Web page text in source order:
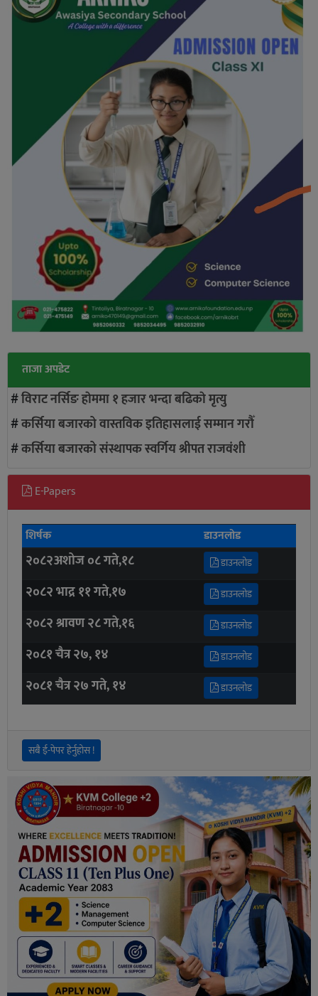
ताजा अपडेट
#विराट नर्सिङ हाेममा १ हजार भन्दा बढिकाे मृत्यु
#कर्सिया बजारको वास्तविक इतिहासलाई सम्मान गरौँ
#कर्सिया बजारको संस्थापक स्वर्गिय श्रीपत राजवंशी
E-Papers
शिर्षक डाउनलोड
२०८२अशोज ०८ गते,१८ डाउनलोड
२०८२ भाद्र ११ गते,१७ डाउनलोड
२०८२ श्रावण २८ गते,१६ डाउनलोड
२०८१ चैत्र २७, १४ डाउनलोड
२०८१ चैत्र २७ गते, १४ डाउनलोड
सबै ई-पेपर हेर्नुहोस !